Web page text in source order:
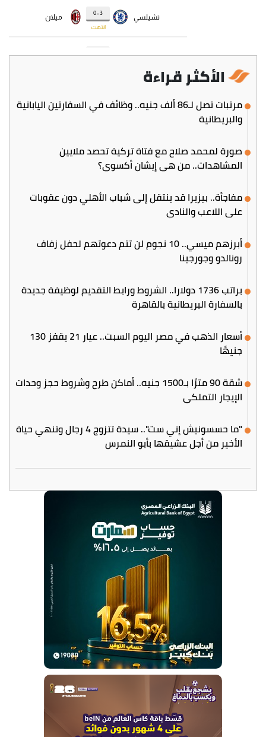
الأكثر قراءة
مرتبات تصل لـ86 ألف جنيه.. وظائف في السفارتين اليابانية
والبريطانية
صورة لمحمد صلاح مع فتاة تركية تحصد ملايين
المشاهدات.. من هي إيشان أكسوي؟
مفاجأة.. بيزيرا قد ينتقل إلى شباب الأهلي دون عقوبات
على اللاعب والنادي
أبرزهم ميسي.. 10 نجوم لن تتم دعوتهم لحفل زفاف
رونالدو وجورجينا
براتب 1736 دولارا.. الشروط ورابط التقديم لوظيفة جديدة
بالسفارة البريطانية بالقاهرة
أسعار الذهب في مصر اليوم السبت.. عيار 21 يقفز 130
جنيهًا
شقة 90 مترًا بـ1500 جنيه.. أماكن طرح وشروط حجز وحدات
الإيجار التملكي
"ما حسسونيش إني ست".. سيدة تتزوج 4 رجال وتنهي حياة
الأخير من أجل عشيقها بأبو النمرس